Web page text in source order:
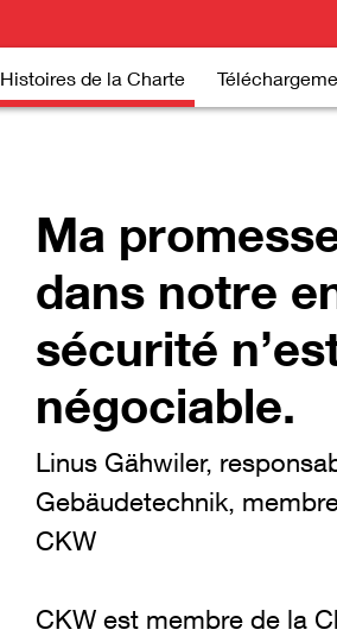
Histoires de la Charte
Ma
dans notre
sécurité
négociable.
Linus Gähwiler,
Gebäudetechnik,
CKW
CKW est membre de la